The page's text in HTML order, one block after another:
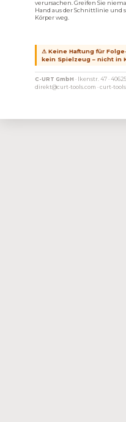
verursachen. Greifen Sie
Hand aus der Schnittlinie und
Körper weg.
⚠ Keine Haftung für
kein Spielzeug – nicht in
C-URT GmbH · Ikenstr. 47 ·
direkt@curt-tools.com · curt-